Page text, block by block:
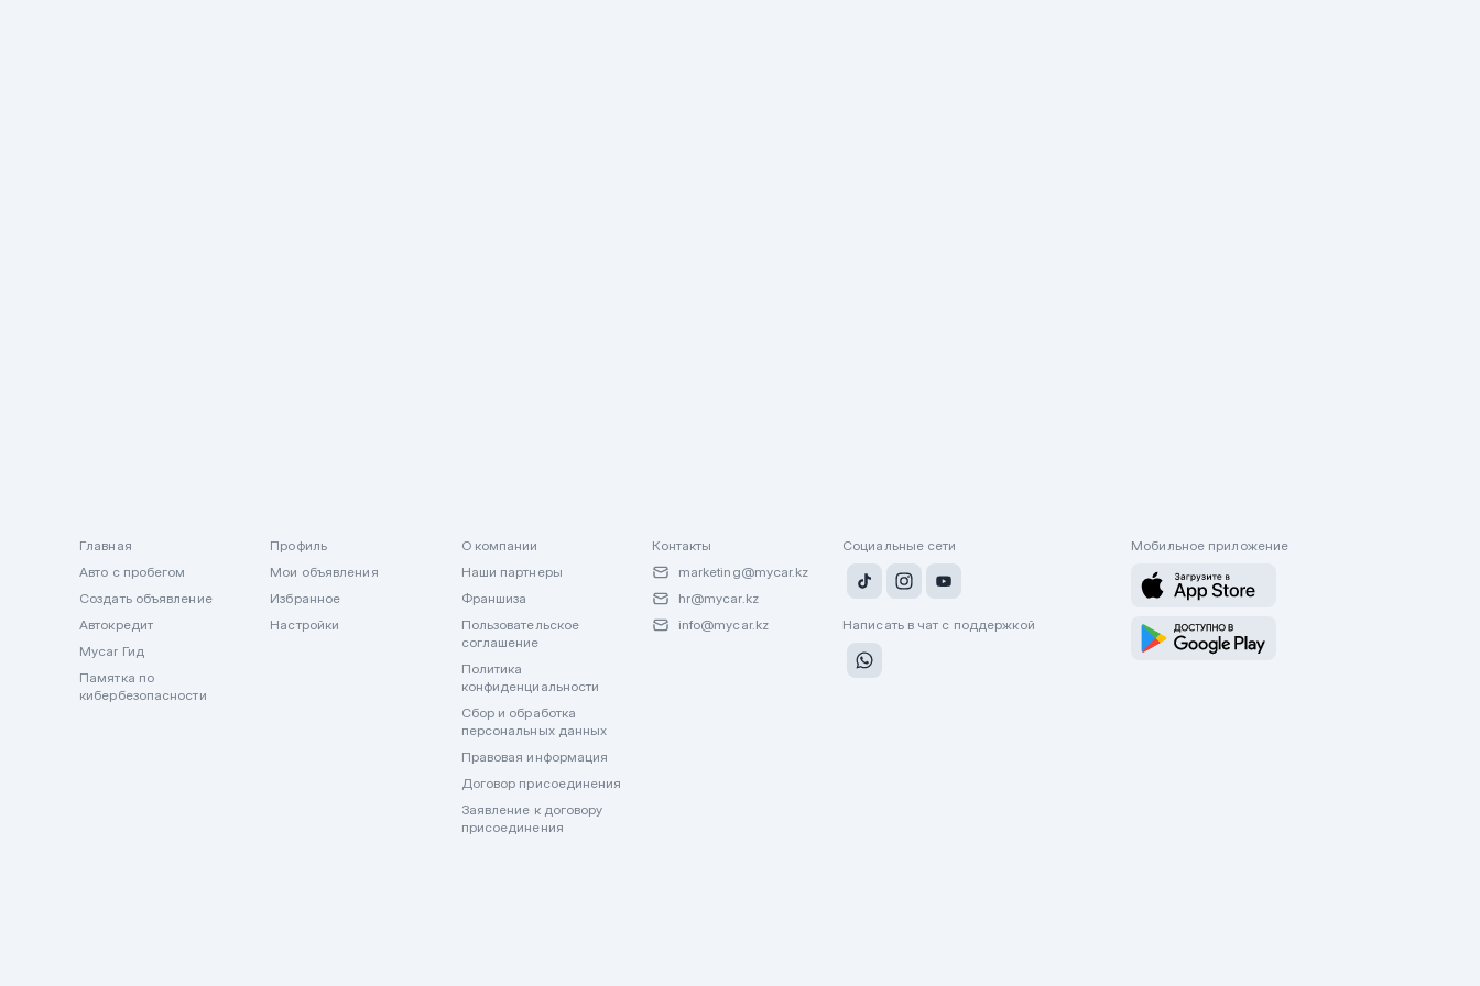
Главная
Авто с пробегом
Создать объявление
Автокредит
Mycar Гид
Памятка по
кибербезопасности
Профиль
Мои объявления
Избранное
Настройки
О компании
Наши партнеры
Франшиза
Пользовательское
соглашение
Политика
конфиденциальности
Сбор и обработка
персональных данных
Правовая информация
Договор присоединения
Заявление к договору
присоединения
Контакты
marketing@mycar.kz
hr@mycar.kz
info@mycar.kz
Социальные сети
Написать в чат с поддержкой
Мобильное приложение